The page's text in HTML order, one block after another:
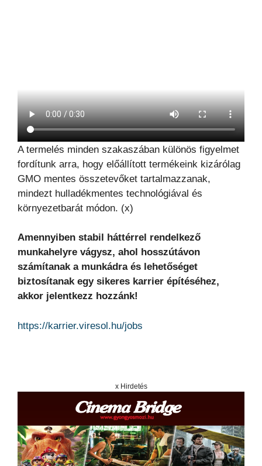
A termelés minden szakaszában különös figyelmet
fordítunk arra, hogy előállított termékeink kizárólag
GMO mentes összetevőket tartalmazzanak,
mindezt hulladékmentes technológiával és
környezetbarát módon. (x)
Amennyiben stabil háttérrel rendelkező
munkahelyre vágysz, ahol hosszútávon
számítanak a munkádra és lehetőséget
biztosítanak egy sikeres karrier építéséhez,
akkor jelentkezz hozzánk!
https://karrier.viresol.hu/jobs
x Hirdetés